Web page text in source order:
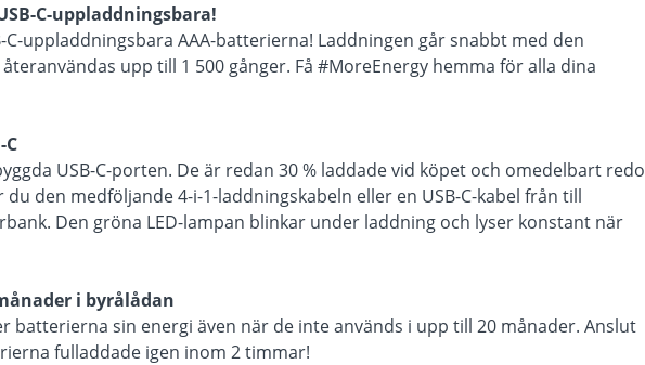
C-uppladdningsbara!
uppladdningsbara AAA-batterierna! Laddningen går snabbt med den
upp till 1 500 gånger. Få #MoreEnergy hemma för alla dina
USB-C-porten. De är redan 30 % laddade vid köpet och omedelbart redo
den medföljande 4-i-1-laddningskabeln eller en USB-C-kabel från till
Den gröna LED-lampan blinkar under laddning och lyser konstant när
i byrålådan
batterierna sin energi även när de inte används i upp till 20 månader. Anslut
fulladdade igen inom 2 timmar!